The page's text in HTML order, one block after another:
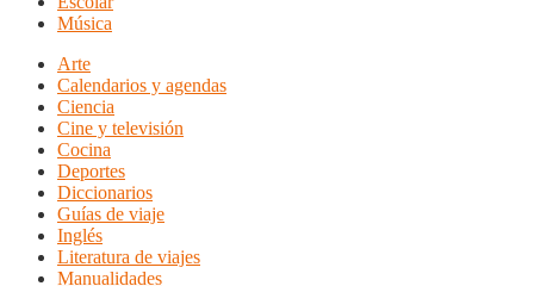
Música
Arte
Calendarios y agendas
Ciencia
Cine y televisión
Cocina
Deportes
Diccionarios
Guías de viaje
Inglés
Literatura de viajes
Manualidades